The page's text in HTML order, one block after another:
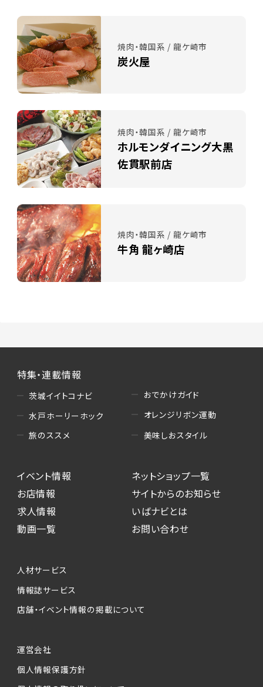
焼肉・韓国系 / 龍ケ崎市
炭火屋
焼肉・韓国系 / 龍ケ崎市
ホルモンダイニング大黒
佐貫駅前店
焼肉・韓国系 / 龍ケ崎市
牛角 龍ヶ崎店
特集・連載情報
茨城イイトコナビ
水戸ホーリーホック
旅のススメ
おでかけガイド
オレンジリボン運動
美味しおスタイル
イベント情報
お店情報
求人情報
動画一覧
ネットショップ一覧
サイトからのお知らせ
いばナビとは
お問い合わせ
人材サービス
情報誌サービス
店舗・イベント情報の掲載について
運営会社
個人情報保護方針